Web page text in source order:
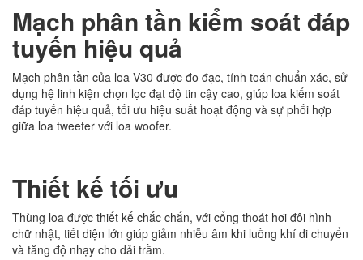
Mạch phân tần kiểm soát đáp
tuyến hiệu quả
Mạch phân tần của loa V30 được đo đạc, tính toán chuẩn xác, sử
dụng hệ linh kiện chọn lọc đạt độ tin cậy cao, giúp loa kiểm soát
đáp tuyến hiệu quả, tối ưu hiệu suất hoạt động và sự phối hợp
giữa loa tweeter với loa woofer.
Thiết kế tối ưu
Thùng loa được thiết kế chắc chắn, với cổng thoát hơi đôi hình
chữ nhật, tiết diện lớn giúp giảm nhiễu âm khi luồng khí di chuyển
và tăng độ nhạy cho dải trầm.